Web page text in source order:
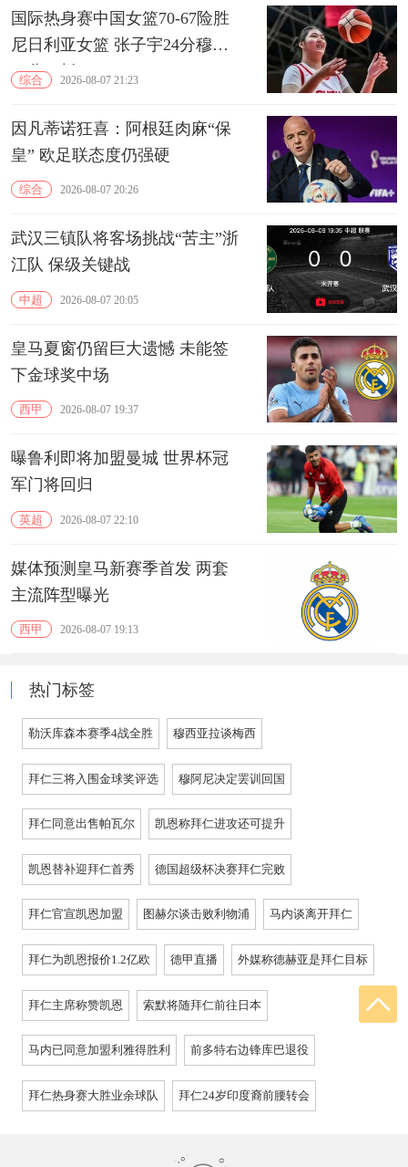
国际热身赛中国女篮70-67险胜
尼日利亚女篮 张子宇24分穆萨
15分10板
综合 2026-08-07 21:23
因凡蒂诺狂喜：阿根廷肉麻“保
皇” 欧足联态度仍强硬
综合 2026-08-07 20:26
武汉三镇队将客场挑战“苦主”浙
江队 保级关键战
中超 2026-08-07 20:05
皇马夏窗仍留巨大遗憾 未能签
下金球奖中场
西甲 2026-08-07 19:37
曝鲁利即将加盟曼城 世界杯冠
军门将回归
英超 2026-08-07 22:10
媒体预测皇马新赛季首发 两套
主流阵型曝光
西甲 2026-08-07 19:13
热门标签
勒沃库森本赛季4战全胜 穆西亚拉谈梅西
拜仁三将入围金球奖评选 穆阿尼决定罢训回国
拜仁同意出售帕瓦尔 凯恩称拜仁进攻还可提升
凯恩替补迎拜仁首秀 德国超级杯决赛拜仁完败
拜仁官宣凯恩加盟 图赫尔谈击败利物浦 马内谈离开拜仁
拜仁为凯恩报价1.2亿欧 德甲直播 外媒称德赫亚是拜仁目标
拜仁主席称赞凯恩 索默将随拜仁前往日本
马内已同意加盟利雅得胜利 前多特右边锋库巴退役
拜仁热身赛大胜业余球队 拜仁24岁印度裔前腰转会